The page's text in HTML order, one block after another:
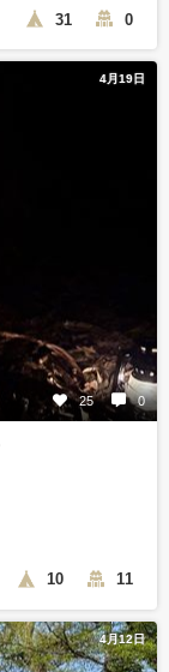
31 0
4月19日
25 0
10 11
4月12日